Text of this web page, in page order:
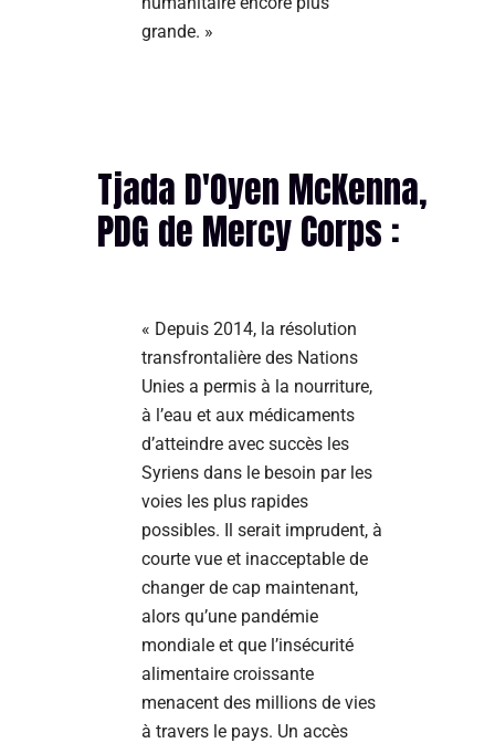
grande. »
Tjada D'Oyen McKenna,
PDG de Mercy Corps :
« Depuis 2014, la résolution
transfrontalière des Nations
Unies a permis à la nourriture,
à l’eau et aux médicaments
d’atteindre avec succès les
Syriens dans le besoin par les
voies les plus rapides
possibles. Il serait imprudent, à
courte vue et inacceptable de
changer de cap maintenant,
alors qu’une pandémie
mondiale et que l’insécurité
alimentaire croissante
menacent des millions de vies
à travers le pays. Un accès